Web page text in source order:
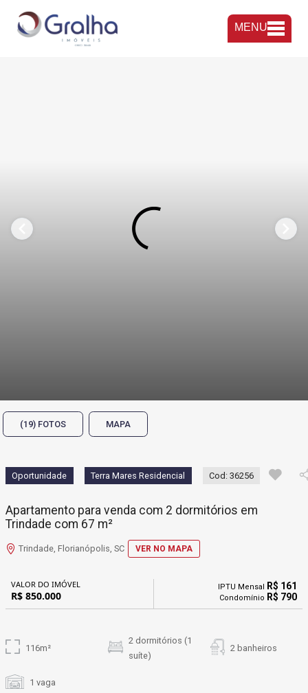
MENU
(19) FOTOS MAPA
Oportunidade Terra Mares Residencial Cod: 36256
Apartamento para venda com 2 dormitórios em
Trindade com 67 m²
Trindade, Florianópolis, SC VER NO MAPA
VALOR DO IMÓVEL
R$ 850.000
IPTU Mensal R$ 161
Condomínio R$ 790
116m²
2 dormitórios (1
suíte)
2 banheiros
1 vaga